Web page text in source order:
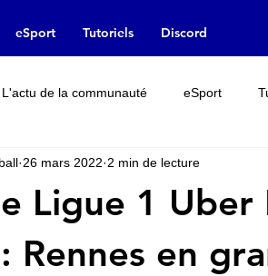
eSport Tutoriels Discord
L'actu de la communauté eSport
Rumeur Interview
Ligue 1 Uber
Rennes en
26 mars 2022 2 min de lecture